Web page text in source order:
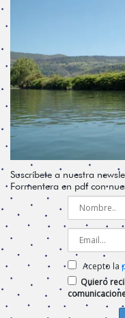
Suscríbete a nuestra
Formentera en pdf con
Acepto la
Quiero